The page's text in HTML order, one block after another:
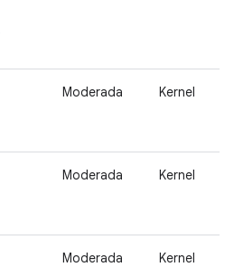
Moderada Kernel
Moderada Kernel
Moderada Kernel